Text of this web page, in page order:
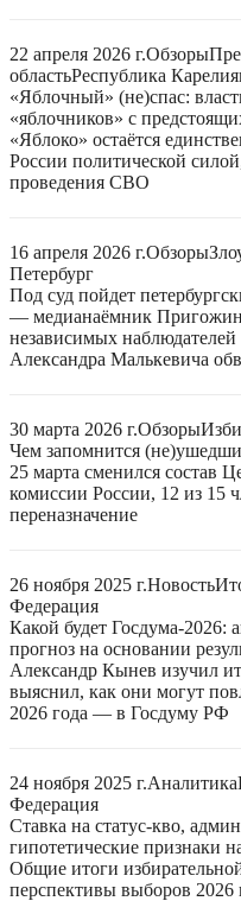
22 апреля 2026 г.Обзоры
областьРеспублика Карелия
«Яблочный» (не)спас:
«яблочников» с
«Яблоко» остаётся
России политической
проведения СВО
16 апреля 2026 г.Обзоры
Петербург
Под суд пойдет
— медианаёмник
независимых наблюдателей
Александра Малькевича
30 марта 2026 г.Обзоры
Чем запомнится
25 марта сменился состав
комиссии России, 12 из 15
переназначение
26 ноября 2025 г.Новость
Федерация
Какой будет Госдума-2026:
прогноз на основании
Александр Кынев изучил
выяснил, как они могут
2026 года — в Госдуму РФ
24 ноября 2025 г.Аналитика
Федерация
Ставка на статус-кво,
гипотетические признаки
Общие итоги
перспективы выборов 2026